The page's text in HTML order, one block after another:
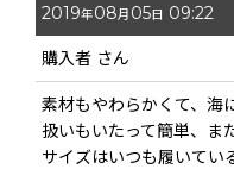
画像:
星の数:
年代:
2019年08月 05日 09:22
購入者 さん
素材もやわらかくて、海
扱いもいたって簡単、ま
サイズはいつも履いてい